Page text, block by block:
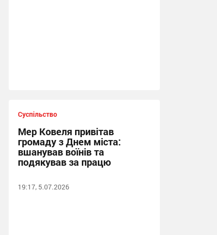
Суспільство
Мер Ковеля привітав
громаду з Днем міста:
вшанував воїнів та
подякував за працю
19:17, 5.07.2026